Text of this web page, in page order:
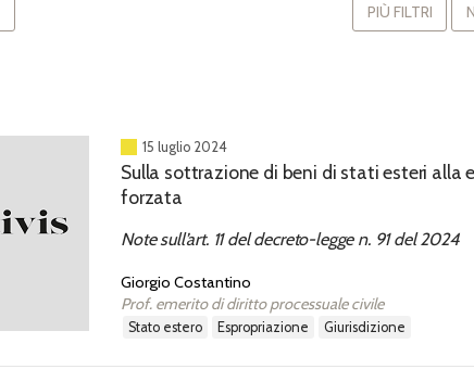
PIÙ FILTRI
15 luglio 2024
Sulla sottrazione di beni di stati esteri alla
forzata
Note sull’art. 11 del decreto-legge n. 91 del 2024
Giorgio Costantino
Prof. emerito di diritto processuale civile
stato estero espropriazione giurisdizione